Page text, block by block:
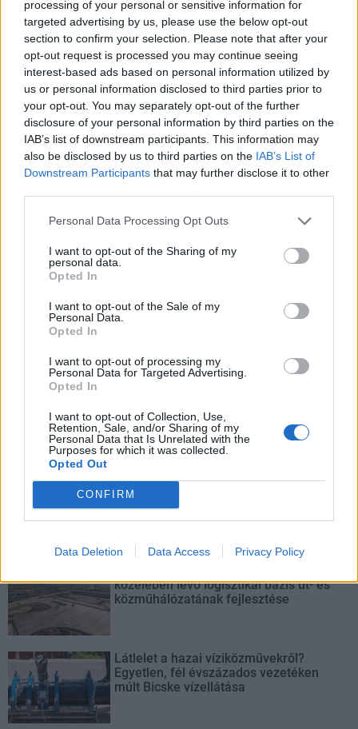
processing of your personal or sensitive information for
targeted advertising by us, please use the below opt-out
section to confirm your selection. Please note that after your
opt-out request is processed you may continue seeing
interest-based ads based on personal information utilized by
us or personal information disclosed to third parties prior to
your opt-out. You may separately opt-out of the further
disclosure of your personal information by third parties on the
IAB’s list of downstream participants. This information may
also be disclosed by us to third parties on the IAB’s List of
Downstream Participants that may further disclose it to other
Personal Data Processing Opt Outs
I want to opt-out of the Sharing of my
personal data.
Opted In
I want to opt-out of the Sale of my
Personal Data.
Opted In
I want to opt-out of processing my
Personal Data for Targeted Advertising.
Opted In
I want to opt-out of Collection, Use,
Retention, Sale, and/or Sharing of my
Personal Data that Is Unrelated with the
Purposes for which it was collected.
Opted Out
CONFIRM
Data Deletion Data Access Privacy Policy
MAGYAR ÉPÍTŐK
Útépítés
BKK KM Építő Kft. Főmterv Mérnöki Tervező Zrt.
Látványos építési szakasz indult be a Flórián téri
A tartós nyári hőség jelentős kihívás elé állítja a KM Építőt,
ennek ellenére folyamatosan halad az aszfaltozás.
Paks II.: Mit jelent az 5. blokk új
mérföldköve a felülvizsgálat
árnyékában?
közelében lévő logisztikai bázis út- és
közműhálózatának fejlesztése
Látlelet a hazai víziközművekről?
Egyetlen, fél évszázados vezetéken
múlt Bicske vízellátása